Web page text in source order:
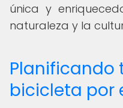
única y
naturaleza y la
Planificando
bicicleta por